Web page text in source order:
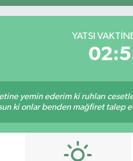
YATSI
yemin ederim ki ruhları
ki onlar benden mağfiret talep